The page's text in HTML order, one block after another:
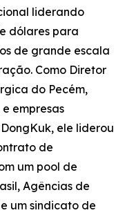
liderando
dólares para
de grande escala
Como Diretor
do Pecém,
empresas
ele liderou
de
um pool de
Agências de
um sindicato de